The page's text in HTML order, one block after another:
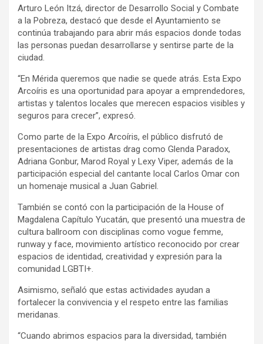
Arturo León Itzá, director de Desarrollo Social y Combate
a la Pobreza, destacó que desde el Ayuntamiento se
continúa trabajando para abrir más espacios donde todas
las personas puedan desarrollarse y sentirse parte de la
ciudad.
“En Mérida queremos que nadie se quede atrás. Esta Expo
Arcoíris es una oportunidad para apoyar a emprendedores,
artistas y talentos locales que merecen espacios visibles y
seguros para crecer”, expresó.
Como parte de la Expo Arcoíris, el público disfrutó de
presentaciones de artistas drag como Glenda Paradox,
Adriana Gonbur, Marod Royal y Lexy Viper, además de la
participación especial del cantante local Carlos Omar con
un homenaje musical a Juan Gabriel.
También se contó con la participación de la House of
Magdalena Capítulo Yucatán, que presentó una muestra de
cultura ballroom con disciplinas como vogue femme,
runway y face, movimiento artístico reconocido por crear
espacios de identidad, creatividad y expresión para la
comunidad LGBTI+.
Asimismo, señaló que estas actividades ayudan a
fortalecer la convivencia y el respeto entre las familias
meridanas.
“Cuando abrimos espacios para la diversidad, también